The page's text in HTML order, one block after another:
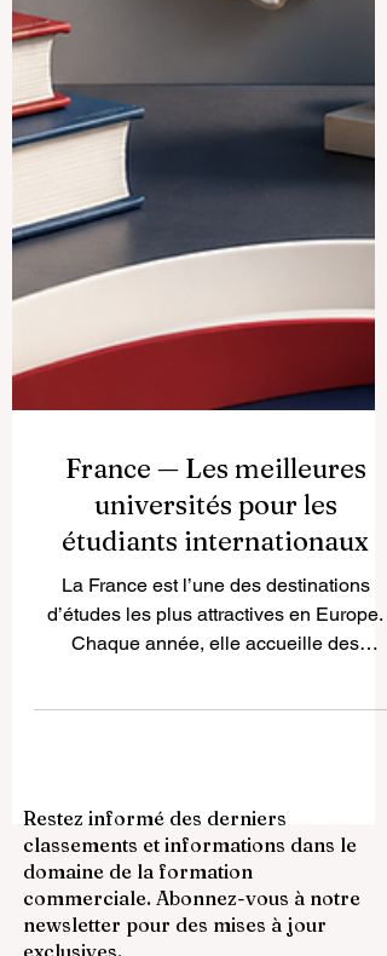
France — Les meilleures
universités pour les
étudiants internationaux
La France est l’une des destinations
diversité des villes universitaires et les
nombreuses possibilités de formation.
Pour un étudiant international, choisir la
France ne signifie pas seulement obtenir
un diplôme. C’est aussi vivre une
Restez informé des derniers
classements et informations dans le
domaine de la formation
commerciale. Abonnez-vous à notre